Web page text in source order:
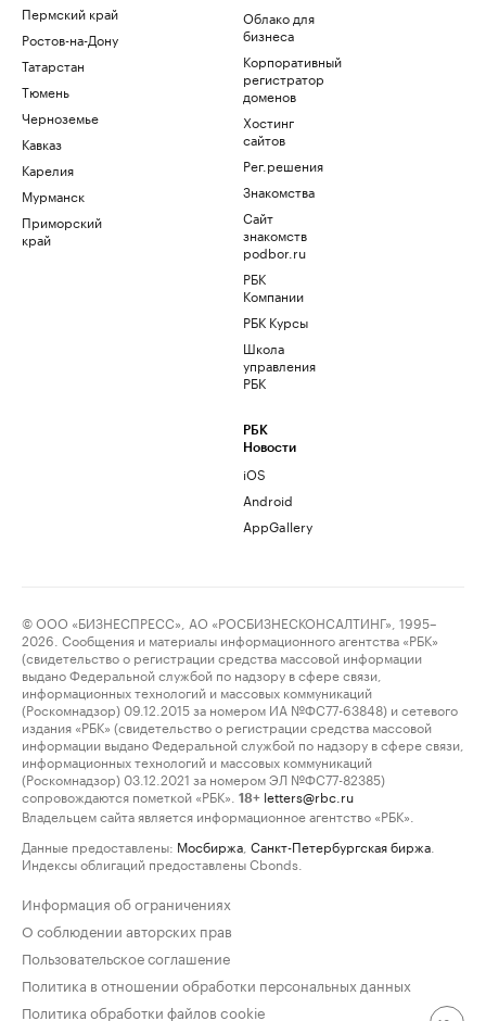
Пермский край
Ростов-на-Дону
Татарстан
Тюмень
Черноземье
Кавказ
Карелия
Мурманск
Приморский
край
Облако для
бизнеса
Корпоративный
регистратор
доменов
Хостинг
сайтов
Рег.решения
Знакомства
Сайт
знакомств
podbor.ru
РБК
Компании
РБК Курсы
Школа
управления
РБК
РБК
Новости
iOS
Android
AppGallery
© ООО «БИЗНЕСПРЕСС», АО «РОСБИЗНЕСКОНСАЛТИНГ», 1995–
2026. Сообщения и материалы информационного агентства «РБК»
(свидетельство о регистрации средства массовой информации
выдано Федеральной службой по надзору в сфере связи,
информационных технологий и массовых коммуникаций
(Роскомнадзор) 09.12.2015 за номером ИА №ФС77-63848) и сетевого
издания «РБК» (свидетельство о регистрации средства массовой
информации выдано Федеральной службой по надзору в сфере связи,
информационных технологий и массовых коммуникаций
(Роскомнадзор) 03.12.2021 за номером ЭЛ №ФС77-82385)
сопровождаются пометкой «РБК».
18+ letters@rbc.ru
Владельцем сайта является информационное агентство «РБК».
Данные предоставлены: Мосбиржа Санкт-Петербургская биржа
Индексы облигаций предоставлены Cbonds.
Информация об ограничениях
О соблюдении авторских прав
Пользовательское соглашение
Политика в отношении обработки персональных данных
Политика обработки файлов cookie